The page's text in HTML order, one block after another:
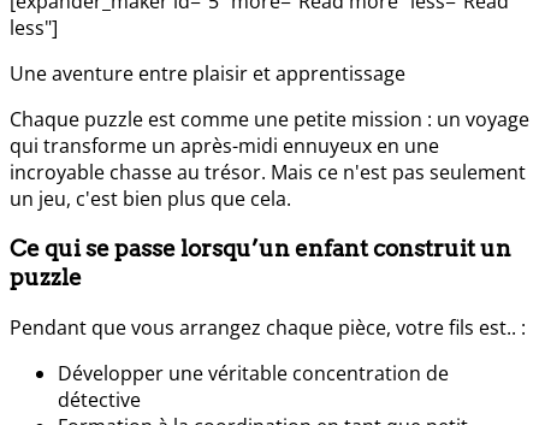
less"]
Une aventure entre plaisir et apprentissage
Chaque puzzle est comme une petite mission : un voyage
qui transforme un après-midi ennuyeux en une
incroyable chasse au trésor. Mais ce n'est pas seulement
un jeu, c'est bien plus que cela.
Ce qui se passe lorsqu’un enfant construit un
puzzle
Pendant que vous arrangez chaque pièce, votre fils est.. :
Développer une véritable concentration de
détective